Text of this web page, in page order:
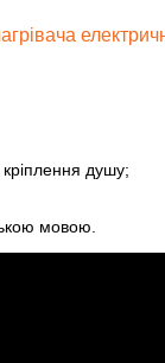
душу;
мовою.